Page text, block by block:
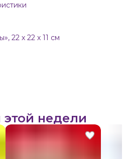
22 х 22 х 11 см
этой недели